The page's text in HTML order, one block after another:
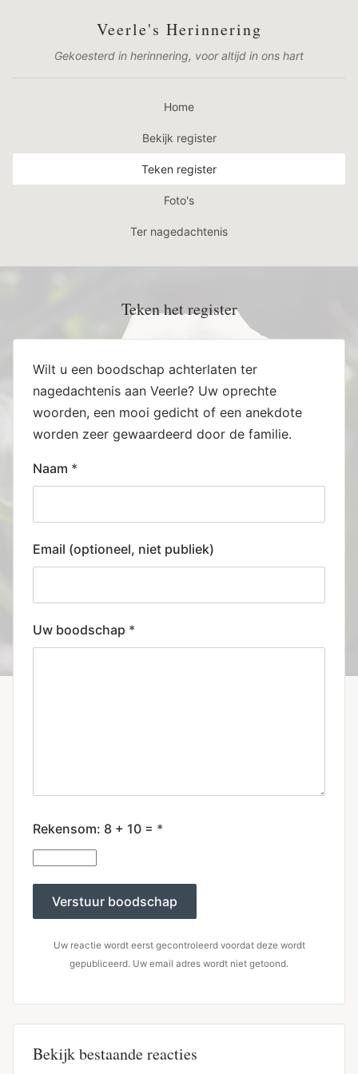
Veerle's Herinnering
Gekoesterd in herinnering, voor altijd in ons hart
Home
Bekijk register
Teken register
Foto's
Ter nagedachtenis
Teken het register
Wilt u een boodschap achterlaten ter
nagedachtenis aan Veerle? Uw oprechte
woorden, een mooi gedicht of een anekdote
worden zeer gewaardeerd door de familie.
Naam *
Email (optioneel, niet publiek)
Uw boodschap *
Rekensom: 8 + 10 = *
Verstuur boodschap
Uw reactie wordt eerst gecontroleerd voordat deze wordt
gepubliceerd. Uw email adres wordt niet getoond.
Bekijk bestaande reacties